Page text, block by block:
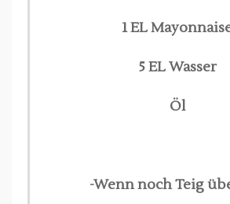
1 EL
5 EL Wasser
Öl
-Wenn noch Teig